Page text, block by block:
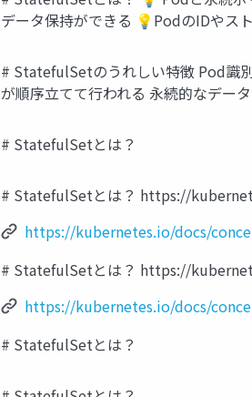
データ保持ができる 💡PodのIDやス
# StatefulSetのうれしい特徴 Pod識
が順序立てて行われる 永続的なデー
# StatefulSetとは？
# StatefulSetとは？ https://
https://kubernetes.io/docs/
# StatefulSetとは？ https://
https://kubernetes.io/docs/
# StatefulSetとは？